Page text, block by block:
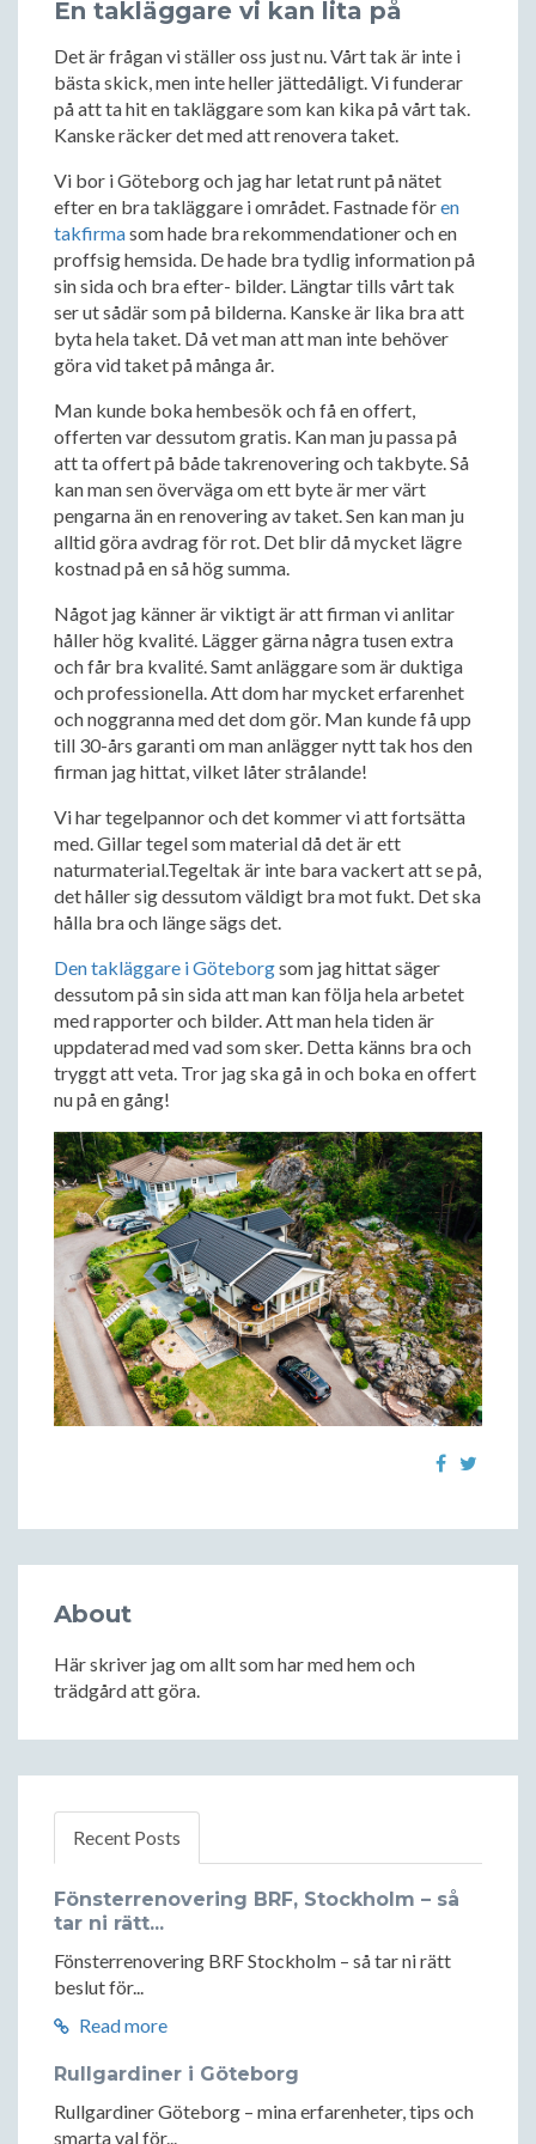
En takläggare vi kan lita på
Det är frågan vi ställer oss just nu. Vårt tak är inte i
bästa skick, men inte heller jättedåligt. Vi funderar
på att ta hit en takläggare som kan kika på vårt tak.
Kanske räcker det med att renovera taket.
Vi bor i Göteborg och jag har letat runt på nätet
efter en bra takläggare i området. Fastnade fören
takfirmasom hade bra rekommendationer och en
proffsig hemsida. De hade bra tydlig information på
sin sida och bra efter- bilder. Längtar tills vårt tak
ser ut sådär som på bilderna. Kanske är lika bra att
byta hela taket. Då vet man att man inte behöver
göra vid taket på många år.
Man kunde boka hembesök och få en offert,
offerten var dessutom gratis. Kan man ju passa på
att ta offert på både takrenovering och takbyte. Så
kan man sen överväga om ett byte är mer värt
pengarna än en renovering av taket. Sen kan man ju
alltid göra avdrag för rot. Det blir då mycket lägre
kostnad på en så hög summa.
Något jag känner är viktigt är att firman vi anlitar
håller hög kvalité. Lägger gärna några tusen extra
och får bra kvalité. Samt anläggare som är duktiga
och professionella. Att dom har mycket erfarenhet
och noggranna med det dom gör. Man kunde få upp
till 30-års garanti om man anlägger nytt tak hos den
firman jag hittat, vilket låter strålande!
Vi har tegelpannor och det kommer vi att fortsätta
med. Gillar tegel som material då det är ett
naturmaterial.Tegeltak är inte bara vackert att se på,
det håller sig dessutom väldigt bra mot fukt. Det ska
hålla bra och länge sägs det.
Den takläggare i Göteborgsom jag hittat säger
dessutom på sin sida att man kan följa hela arbetet
med rapporter och bilder. Att man hela tiden är
uppdaterad med vad som sker. Detta känns bra och
tryggt att veta. Tror jag ska gå in och boka en offert
nu på en gång!
About
Här skriver jag om allt som har med hem och
trädgård att göra.
Recent Posts
Fönsterrenovering BRF, Stockholm – så
tar ni rätt...
Fönsterrenovering BRF Stockholm – så tar ni rätt
beslut för...
Read more
Rullgardiner i Göteborg
Rullgardiner Göteborg – mina erfarenheter, tips och
smarta val för...